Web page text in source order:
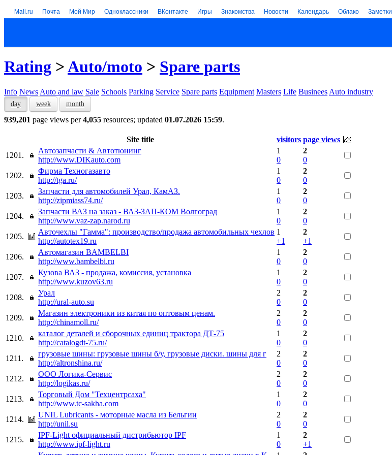
Mail.ru Почта Мой Мир Одноклассники ВКонтакте Игры Знакомства Новости Календарь Облако Заметки
Rating >Auto/moto > Spare parts
Info News Auto and law Sale Schools Parking Service Spare parts Equipment Masters Life Businees Auto industry
day week month
939,201 page views per4,055 resources; updated 01.07.2026 15:59.
Site title visitors page views
1201.
Автозапчасти & Автотюнинг
http://www.DIKauto.com
1
0
2
0
1202.
Фирма Техногазавто
http://tga.ru/
1
0
2
0
1203.
Запчасти для автомобилей Урал, КамАЗ.
http://zipmiass74.ru/
1
0
2
0
1204.
Запчасти ВАЗ на заказ - ВАЗ-ЗАП-КОМ Волгоград
http://www.vaz-zap.narod.ru
1
0
2
0
1205.
Авточехлы "Гамма": производство/продажа автомобильных чехлов
http://autotex19.ru
1
+1
2
+1
1206.
Автомагазин BAMBELBI
http://www.bambelbi.ru
1
0
2
0
1207.
Кузова ВАЗ - продажа, комиссия, установка
http://www.kuzov63.ru
1
0
2
0
1208.
Урал
http://ural-auto.su
2
0
2
0
1209.
Магазин электроники из китая по оптовым ценам.
http://chinamoll.ru/
2
0
2
0
1210.
каталог деталей и сборочных единиц трактора ДТ-75
http://catalogdt-75.ru/
1
0
2
0
1211.
грузовые шины: грузовые шины б/у, грузовые диски. шины для г
http://altronshina.ru/
2
0
2
0
1212.
ООО Логика-Сервис
http://logikas.ru/
2
0
2
0
1213.
Торговый Дом "Техцентрсаха"
http://www.tc-sakha.com
1
0
2
0
1214.
UNIL Lubricants - моторные масла из Бельгии
http://unil.su
2
0
2
0
1215.
IPF-Light официальный дистрибьютор IPF
http://www.ipf-light.ru
1
0
2
+1